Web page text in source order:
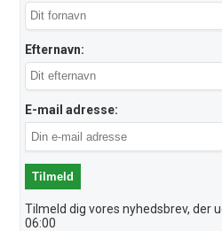
Efternavn:
E-mail adresse:
Tilmeld dig vores nyhedsbrev, der
06:00